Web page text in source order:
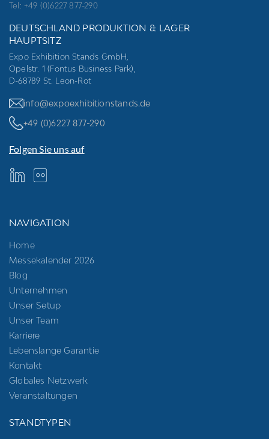
Tel: +49 (0)6227 877-290
DEUTSCHLAND PRODUKTION & LAGER
HAUPTSITZ
Expo Exhibition Stands GmbH,
Opelstr. 1 (Fontus Business Park),
D-68789 St. Leon-Rot
info@expoexhibitionstands.de
+49 (0)6227 877-290
Folgen Sie uns auf
NAVIGATION
Home
Messekalender 2026
Blog
Unternehmen
Unser Setup
Unser Team
Karriere
Lebenslange Garantie
Kontakt
Globales Netzwerk
Veranstaltungen
STANDTYPEN